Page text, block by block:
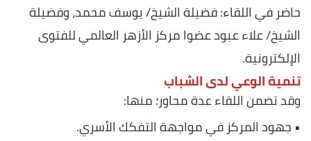
حاضر في اللقاء: فضيلة الشيخ/ يوسف محمد، وفضيلة
الشيخ/ علاء عبود عضوا مركز الأزهر العالمي للفتوى
الإلكترونية.
تنمية الوعي لدى الشباب
وقد تضمن اللقاء عدة محاور؛ منها:
• جهود المركز في مواجهة التفكك الأسري.